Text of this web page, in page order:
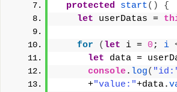
protected
start( )
{
let userDatas =
for ( let i = 0 ; i
let data =
console. log(
      +
"value:"+data.